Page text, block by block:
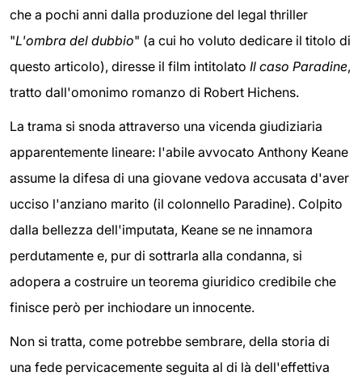
che a pochi anni dalla produzione del legal thriller
"L'ombra del dubbio" (a cui ho voluto dedicare il titolo di
questo articolo), diresse il film intitolato Il caso Paradine,
tratto dall'omonimo romanzo di Robert Hichens.
La trama si snoda attraverso una vicenda giudiziaria
apparentemente lineare: l'abile avvocato Anthony Keane
assume la difesa di una giovane vedova accusata d'aver
ucciso l'anziano marito (il colonnello Paradine). Colpito
dalla bellezza dell'imputata, Keane se ne innamora
perdutamente e, pur di sottrarla alla condanna, si
adopera a costruire un teorema giuridico credibile che
finisce però per inchiodare un innocente.
Non si tratta, come potrebbe sembrare, della storia di
una fede pervicacemente seguita al di là dell'effettiva